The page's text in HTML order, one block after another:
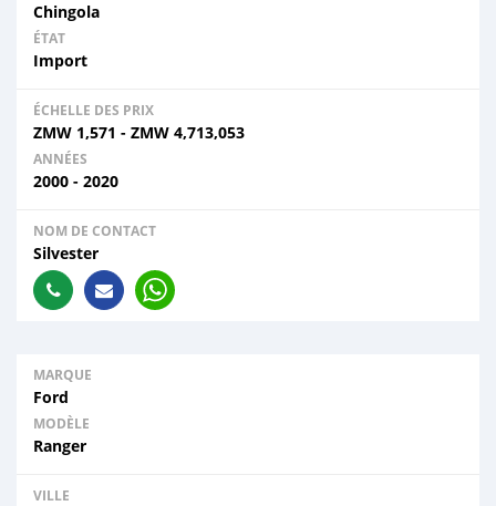
Chingola
ÉTAT
Import
ÉCHELLE DES PRIX
ZMW 1,571 - ZMW 4,713,053
ANNÉES
2000 - 2020
NOM DE CONTACT
Silvester
MARQUE
Ford
MODÈLE
Ranger
VILLE